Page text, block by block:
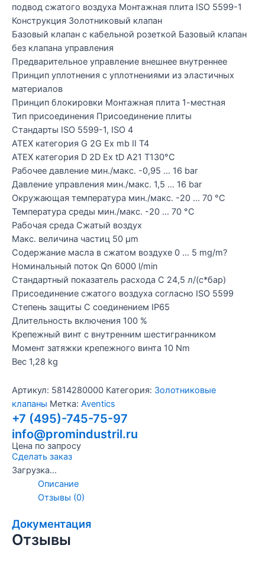
подвод сжатого воздуха Монтажная плита ISO 5599-1
Конструкция Золотниковый клапан
Базовый клапан с кабельной розеткой Базовый клапан
без клапана управления
Предварительное управление внешнее внутреннее
Принцип уплотнения с уплотнениями из эластичных
материалов
Принцип блокировки Монтажная плита 1-местная
Тип присоединения Присоединение плиты
Стандарты ISO 5599-1, ISO 4
ATEX категория G 2G Ex mb II T4
ATEX категория D 2D Ex tD A21 T130°C
Рабочее давление мин./макс. -0,95 … 16 bar
Давление управления мин./макс. 1,5 … 16 bar
Окружающая температура мин./макс. -20 … 70 °C
Температура среды мин./макс. -20 … 70 °C
Рабочая среда Сжатый воздух
Макс. величина частиц 50 µm
Содержание масла в сжатом воздухе 0 … 5 mg/m?
Номинальный поток Qn 6000 l/min
Стандартный показатель расхода C 24,5 л/(с*бар)
Присоединение сжатого воздуха согласно ISO 5599
Степень защиты С соединением IP65
Длительность включения 100 %
Крепежный винт с внутренним шестигранником
Момент затяжки крепежного винта 10 Nm
Вес 1,28 kg
Артикул: 5814280000 Категория: Золотниковые
клапаны Метка: Aventics
+7 (495)-745-75-97
info@promindustril.ru
Цена по запросу
Сделать заказ
Загрузка...
Описание
Отзывы (0)
Документация
Отзывы